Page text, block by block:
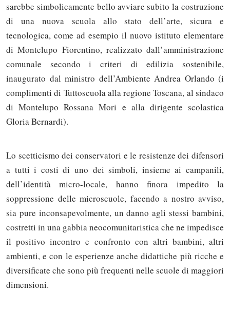
sarebbe simbolicamente bello avviare subito la costruzione
di una nuova scuola allo stato dell’arte, sicura e
tecnologica, come ad esempio il nuovo istituto elementare
di Montelupo Fiorentino, realizzato dall’amministrazione
comunale secondo i criteri di edilizia sostenibile,
inaugurato dal ministro dell’Ambiente Andrea Orlando (i
complimenti di Tuttoscuola alla regione Toscana, al sindaco
di Montelupo Rossana Mori e alla dirigente scolastica
Gloria Bernardi).
Lo scetticismo dei conservatori e le resistenze dei difensori
a tutti i costi di uno dei simboli, insieme ai campanili,
dell’identità micro-locale, hanno finora impedito la
soppressione delle microscuole, facendo a nostro avviso,
sia pure inconsapevolmente, un danno agli stessi bambini,
costretti in una gabbia neocomunitaristica che ne impedisce
il positivo incontro e confronto con altri bambini, altri
ambienti, e con le esperienze anche didattiche più ricche e
diversificate che sono più frequenti nelle scuole di maggiori
dimensioni.